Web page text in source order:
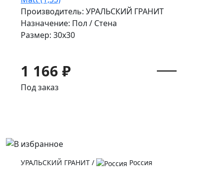
Производитель: УРАЛЬСКИЙ ГРАНИТ
Назначение: Пол / Стена
Размер: 30x30
1 166 ₽
Под заказ
УРАЛЬСКИЙ ГРАНИТ / Россия